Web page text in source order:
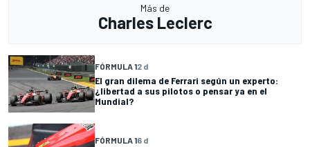
Más de
Charles Leclerc
FÓRMULA 12 d
El gran dilema de Ferrari según un experto:
¿libertad a sus pilotos o pensar ya en el
Mundial?
FÓRMULA 16 d